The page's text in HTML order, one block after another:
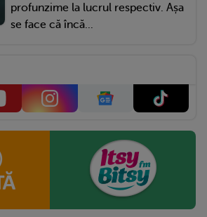
profunzime la lucrul respectiv. Așa
se face că încă...